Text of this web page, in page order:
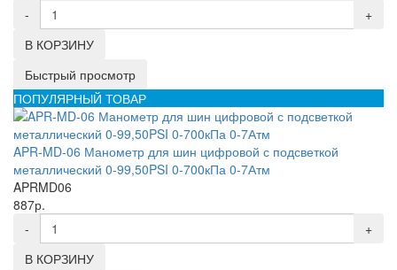
-
+
В КОРЗИНУ
Быстрый просмотр
ПОПУЛЯРНЫЙ ТОВАР
APR-MD-06 Манометр для шин цифровой с подсветкой
металлический 0-99,50PSI 0-700кПа 0-7Атм
APRMD06
887р.
-
+
В КОРЗИНУ